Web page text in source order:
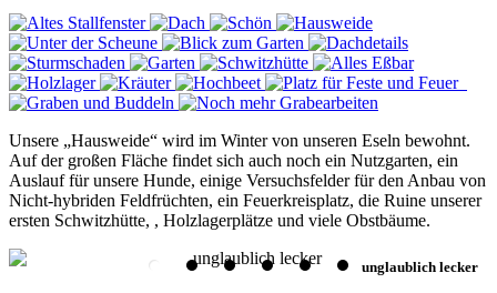
Unsere „Hausweide“ wird im Winter von unseren Eseln bewohnt.
Auf der großen Fläche findet sich auch noch ein Nutzgarten, ein
Auslauf für unsere Hunde, einige Versuchsfelder für den Anbau von
Nicht-hybriden Feldfrüchten, ein Feuerkreisplatz, die Ruine unserer
ersten Schwitzhütte, , Holzlagerplätze und viele Obstbäume.
unglaublich lecker